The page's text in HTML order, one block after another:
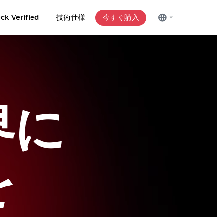
Verified 技術仕様 今すぐ購入